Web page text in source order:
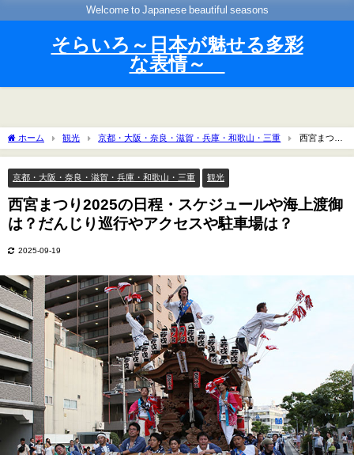
Welcome to Japanese beautiful seasons
そらいろ～日本が魅せる多彩
な表情～
ホーム 観光 京都・大阪・奈良・滋賀・兵庫・和歌山・三重
西宮まつり
2025の日程・スケジュールや海上渡御は？だんじり巡行やアクセスや駐車場は？
京都・大阪・奈良・滋賀・兵庫・和歌山・三重 観光
西宮まつり2025の日程・スケジュールや海上渡御
は？だんじり巡行やアクセスや駐車場は？
2025-09-19